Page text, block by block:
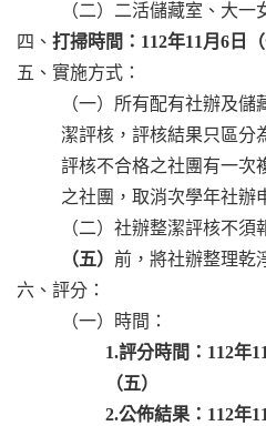
（二）二活儲藏室、大一
四、 打掃時間：112年11月6日
五、實施方式：
（一）所有配有社辦及
潔評核，評核結果只區分
評核不合格之社團有一次
之社團，取消次學年社辦
（二）社辦整潔評核不須
（五） 前，將社辦整理乾
六、評分：
（一）時間：
1.評分時間：112年
（五）
2.公佈結果：112年